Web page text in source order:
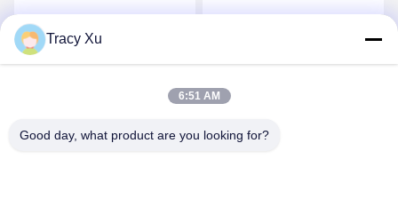
Kautschukadditiv
Wir Reden Jetzt.
Tracy Xu
6:51 AM
Good day, what product are you looking for?